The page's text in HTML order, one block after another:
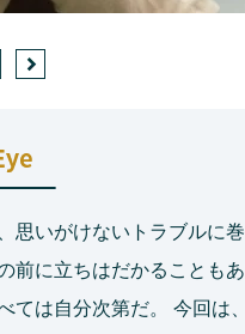
思いがけないトラブルに巻
前に立ちはだかることもあ
ては自分次第だ。 今回は、